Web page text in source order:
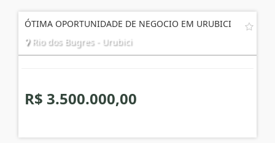
ÓTIMA OPORTUNIDADE DE NEGOCIO EM URUBICI
Rio dos Bugres - Urubici
R$ 3.500.000,00